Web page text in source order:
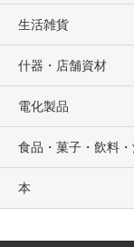
生活雑貨
什器・店舗資材
電化製品
食品・菓子・飲料
本